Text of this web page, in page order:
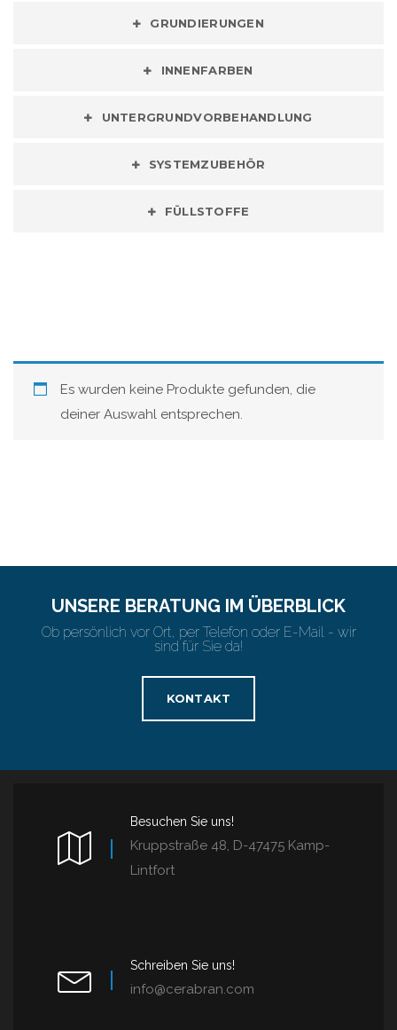
GRUNDIERUNGEN
INNENFARBEN
UNTERGRUNDVORBEHANDLUNG
SYSTEMZUBEHÖR
FÜLLSTOFFE
Es wurden keine Produkte gefunden, die
deiner Auswahl entsprechen.
UNSERE BERATUNG IM ÜBERBLICK
Ob persönlich vor Ort, per Telefon oder E-Mail - wir
sind für Sie da!
KONTAKT
Besuchen Sie uns!
Kruppstraße 48, D-47475 Kamp-
Lintfort
Schreiben Sie uns!
info@cerabran.com